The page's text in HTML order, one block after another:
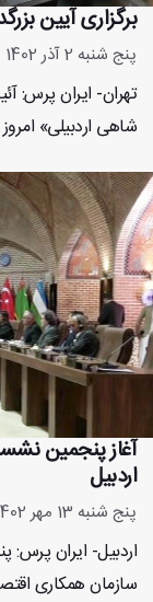
برگزاری آیین
پنج شنبه 2 آذر 1402 - 17:2:18
تهران- ایران پرس:
شاهی اردبیلی» امروز ۲ آذر ۱۴۰۲ در تهران برگزار شد. ...
آغاز پنجمین
اردبیل
پنج شنبه 13 مهر 1402 - 11:54:22
اردبیل- ایران
سازمان همکاری